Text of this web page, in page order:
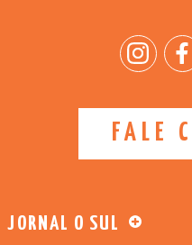
FALE
JORNAL O SUL